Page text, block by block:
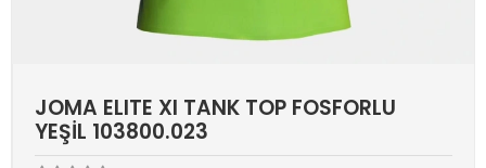
JOMA ELITE XI TANK TOP FOSFORLU
YEŞİL 103800.023